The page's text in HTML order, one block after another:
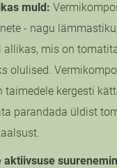
muld:
- nagu
allikas, mis on
olulised.
taimedele kergesti
parandada üldist
aktiivsuse